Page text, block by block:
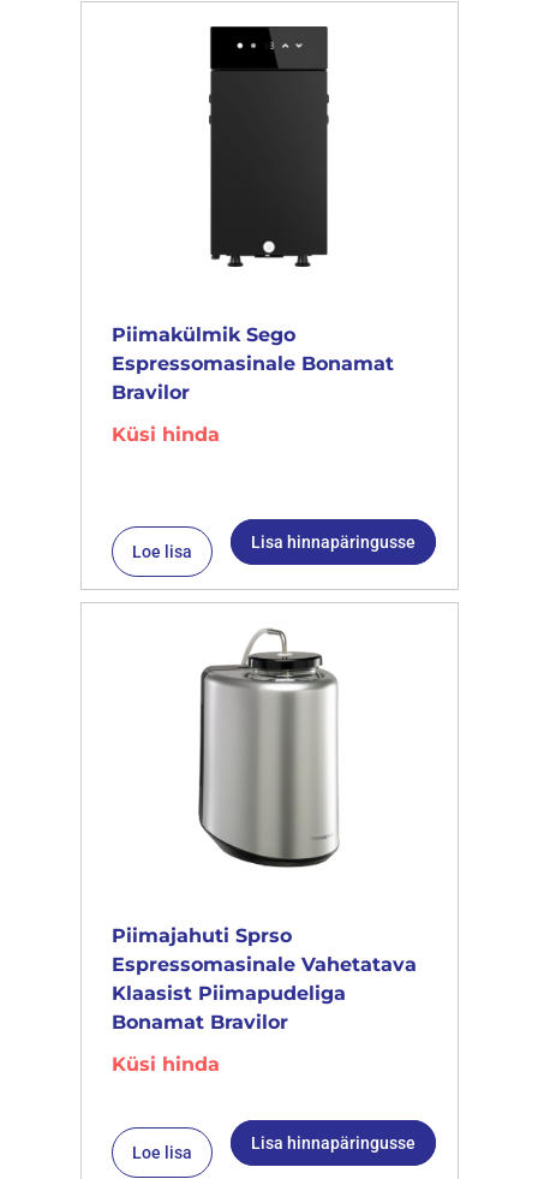
Piimakülmik Sego
Espressomasinale Bonamat
Bravilor
Küsi hinda
Loe lisa Lisa hinnapäringusse
Piimajahuti Sprso
Espressomasinale Vahetatava
Klaasist Piimapudeliga
Bonamat Bravilor
Küsi hinda
Loe lisa Lisa hinnapäringusse